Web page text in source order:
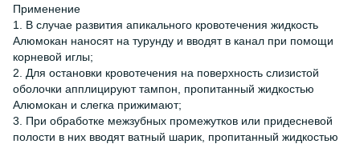
Применение
1. В случае развития апикального кровотечения жидкость
Алюмокан наносят на турунду и вводят в канал при помощи
корневой иглы;
2. Для остановки кровотечения на поверхность слизистой
оболочки апплицируют тампон, пропитанный жидкостью
Алюмокан и слегка прижимают;
3. При обработке межзубных промежутков или придесневой
полости в них вводят ватный шарик, пропитанный жидкостью